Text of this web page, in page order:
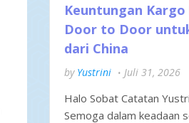
Keuntungan Kargo
Door to Door
dari China
by Yustrini Juli 31, 2026
Halo Sobat Catatan
Semoga dalam keadaan